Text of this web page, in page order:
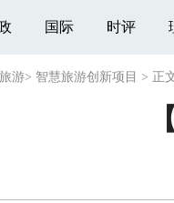
国际 时评
游> 智慧旅游创新项目 > 正